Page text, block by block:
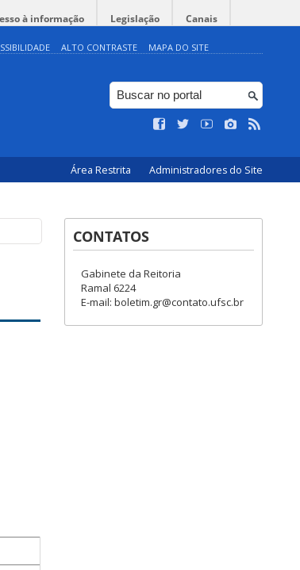
à informação Legislação Canais
ALTO CONTRASTE MAPA DO SITE
Área Restrita Administradores do Site
CONTATOS
Gabinete da Reitoria
Ramal 6224
E-mail: boletim.gr@contato.ufsc.br